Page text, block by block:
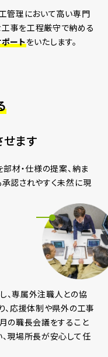
管理において高い専門
事を工程厳守で納める
ートをいたします。
ます
部材・仕様の提案、納ま
認されやすく未然に現
、専属外注職人との協
、応援体制や県外の工事
の職長会議をすること
現場所長が安心して任